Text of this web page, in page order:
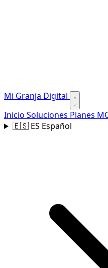
Mi Granja Digital
Inicio Soluciones Planes
🇪🇸 ES Español